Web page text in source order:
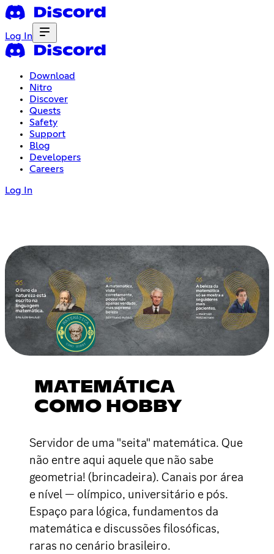
Log In
Download
Nitro
Discover
Quests
Safety
Support
Blog
Developers
Careers
Log In
MATEMÁTICA
COMO HOBBY
Servidor de uma "seita" matemática. Que
não entre aqui aquele que não sabe
geometria! (brincadeira). Canais por área
e nível — olímpico, universitário e pós.
Espaço para lógica, fundamentos da
matemática e discussões filosóficas,
raras no cenário brasileiro.